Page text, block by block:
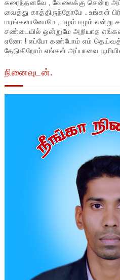
வைத்து காத்திருந்தோமே . உங்கள்
மரங்களானோமே , ஈழம் ஈழம் என்று
சண்டையில் ஒன்றுமே அறியாத
ஏனோ ! எப்போ கண்போம் எம்
தேடுகிறோம் எங்கள் அப்பாவை
நினைவுடன்.